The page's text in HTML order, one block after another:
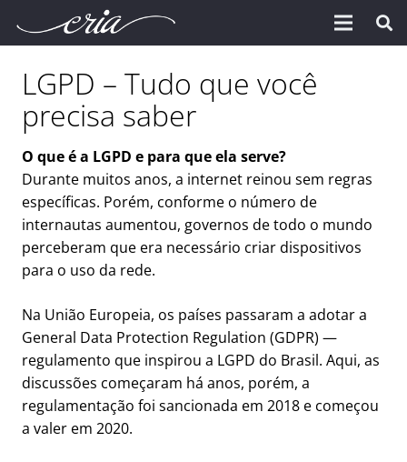
LGPD – Tudo que você
precisa saber
O que é a LGPD e para que ela serve?
Durante muitos anos, a internet reinou sem regras
específicas. Porém, conforme o número de
internautas aumentou, governos de todo o mundo
perceberam que era necessário criar dispositivos
para o uso da rede.
Na União Europeia, os países passaram a adotar a
General Data Protection Regulation (GDPR) —
regulamento que inspirou a LGPD do Brasil. Aqui, as
discussões começaram há anos, porém, a
regulamentação foi sancionada em 2018 e começou
a valer em 2020.